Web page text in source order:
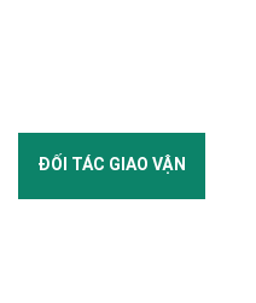
ĐỐI TÁC GIAO VẬN